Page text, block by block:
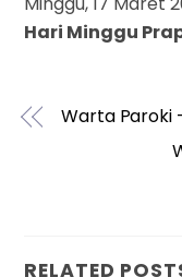
Hari Minggu
Warta Paroki
RELATED